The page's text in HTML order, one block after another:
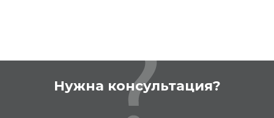
Нужна консультация?